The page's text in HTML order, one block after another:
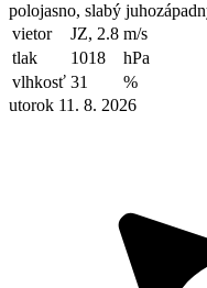
polojasno, slabý
vietor
JZ, 2.8 m/s
tlak
1018
hPa
vlhkosť 31
%
utorok 11. 8. 2026